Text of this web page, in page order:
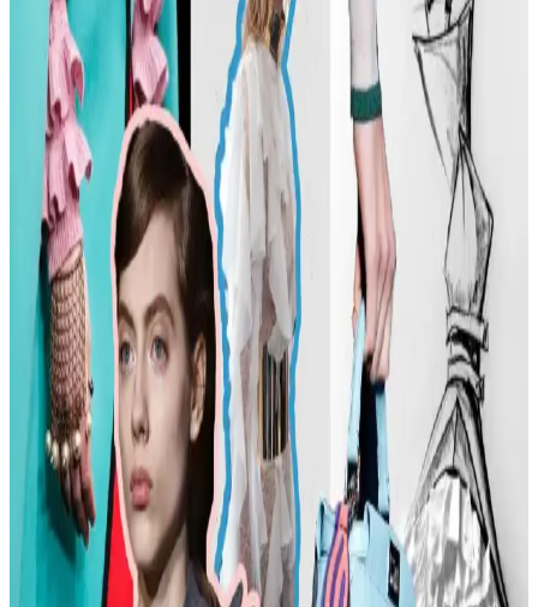
Günlük Moda Soruları ve Stil Önerileri: Vücut
Tipine Uygun Kombinasyonlar ve Ayakkabı Seçimi
Moda ve stil, kişisel tercihlere göre şekillenir. Vücut tipine uygun
kıyafet seçimi, günlük kombin önerileri ve rahat ayakkabı
markalarıyla şıklığı yakalayın. İkinci el lüks ürün alımında dikkat
edilmesi gerekenler burada.
Kadın Modasında Beden Tipi, Sürdürülebilirlik ve
Mevsime Uygun Stil Önerileri
Kadın modasında beden tipine uygun kıyafet seçimi, sürdürülebilir
markalar ve mevsimsel kombin önerileri ele alınmaktadır. Estetik ve
konforu birleştiren pratik stil yaklaşımları sunulmaktadır.
Kadın Moda Tavsiyeleri: Günlük Stil Önerileri,
Vücut Şekline Uygun Giysiler ve Kombin İpuçları
Kadın modasında renk uyumu, vücut şekline uygun giysiler, rahat
ayakkabılar ve aksesuar seçimi gibi konularda pratik öneriler
sunulmaktadır. Stil ikonlarından ilham alınarak sürdürülebilir moda
tercihleri vurgulanıyor.
Kemer Tokalarının Moda ve Kültürel Anlamları:
Şehir ve Kırsal Alanlarda Algı Farkları